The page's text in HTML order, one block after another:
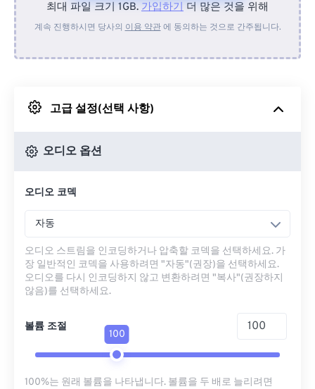
장치에서
Google 드라이브에서
최대 파일 크기 1GB. 가입하기 더 많은 것을 위해
계속 진행하시면 당사의 이용 약관에 동의하는 것으로 간주됩니다.
고급 설정(선택 사항)
오디오 옵션
오디오 코덱
자동
오디오 스트림을 인코딩하거나 압축할 코덱을 선택하세요. 가
장 일반적인 코덱을 사용하려면 "자동"(권장)을 선택하세요.
오디오를 다시 인코딩하지 않고 변환하려면 "복사"(권장하지
않음)를 선택하세요.
볼륨 조절
100
100%는 원래 볼륨을 나타냅니다. 볼륨을 두 배로 늘리려면